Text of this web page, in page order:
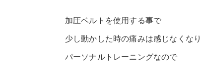
加圧ベルトを使用する事で
少し動かした時の痛みは感じなくなり
パーソナルトレーニングなので